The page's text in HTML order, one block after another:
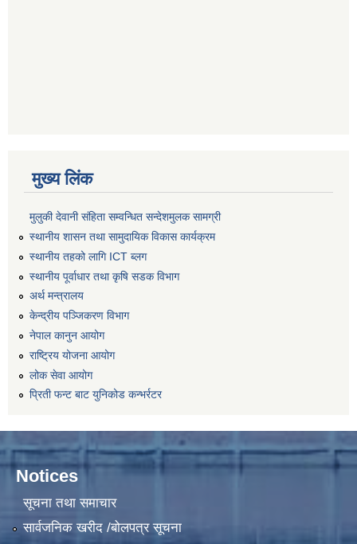
मुख्य लिंक
मुलुकी देवानी संहिता सम्वन्धित सन्देशमुलक सामग्री
स्थानीय शासन तथा सामुदायिक विकास कार्यक्रम
स्थानीय तहको लागि ICT ब्लग
स्थानीय पूर्वाधार तथा कृषि सडक विभाग
अर्थ मन्त्रालय
केन्द्रीय पञ्जिकरण विभाग
नेपाल कानुन आयोग
राष्ट्रिय योजना आयोग
लोक सेवा आयोग
प्रिती फन्ट बाट युनिकोड कन्भर्रटर
Notices
सूचना तथा समाचार
सार्वजनिक खरीद /बोलपत्र सूचना